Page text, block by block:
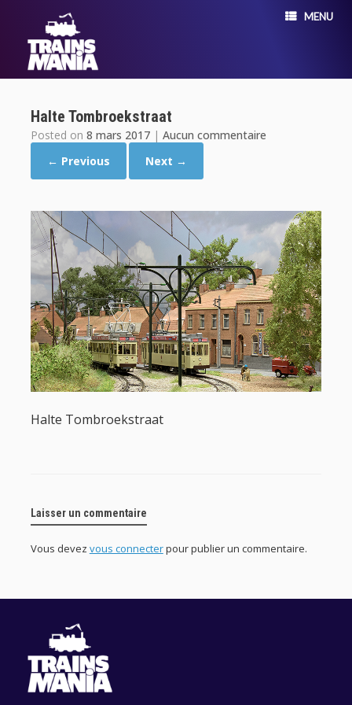
MENU
Halte Tombroekstraat
Posted on 8 mars 2017| Aucun commentaire
← Previous
Next →
Halte Tombroekstraat
Laisser un commentaire
Vous devez vous connecterpour publier un commentaire.